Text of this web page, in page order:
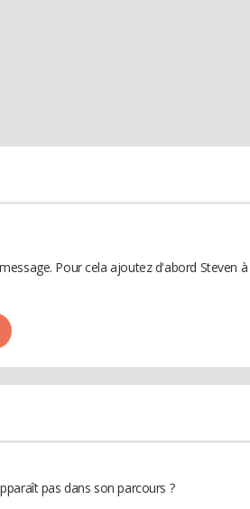
Pour cela ajoutez d'abord Steven à
pas dans son parcours ?